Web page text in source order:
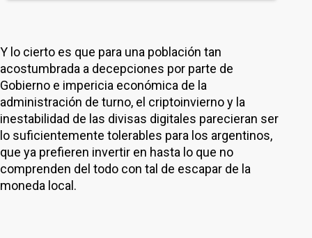
Y lo cierto es que para una población tan
acostumbrada a decepciones por parte de
Gobierno e impericia económica de la
administración de turno, el criptoinvierno y la
inestabilidad de las divisas digitales parecieran ser
lo suficientemente tolerables para los argentinos,
que ya prefieren invertir en hasta lo que no
comprenden del todo con tal de escapar de la
moneda local.